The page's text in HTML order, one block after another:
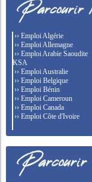
›› Emploi Algérie
›› Emploi Allemagne
›› Emploi Arabie Saoudite
KSA
›› Emploi Australie
›› Emploi Belgique
›› Emploi Bénin
›› Emploi Cameroun
›› Emploi Canada
›› Emploi Côte d'Ivoire